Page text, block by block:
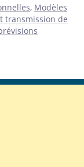
, Modèles
transmission de